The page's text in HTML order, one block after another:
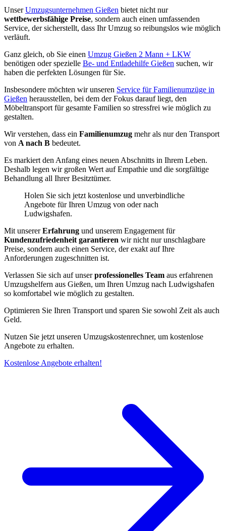
UnserUmzugsunternehmen Gießen bietet nicht nur
wettbewerbsfähige Preise, sondern auch einen umfassenden
Service, der sicherstellt, dass Ihr Umzug so reibungslos wie möglich
verläuft.
Ganz gleich, ob Sie einen Umzug Gießen 2 Mann + LKW
benötigen oder spezielle Be- und Entladehilfe Gießen suchen, wir
haben die perfekten Lösungen für Sie.
Insbesondere möchten wir unseren Service für Familienumzüge in
Gießen herausstellen, bei dem der Fokus darauf liegt, den
Möbeltransport für gesamte Familien so stressfrei wie möglich zu
gestalten.
Wir verstehen, dass ein Familienumzug mehr als nur den Transport
von A nach B bedeutet.
Es markiert den Anfang eines neuen Abschnitts in Ihrem Leben.
Deshalb legen wir großen Wert auf Empathie und die sorgfältige
Behandlung all Ihrer Besitztümer.
Holen Sie sich jetzt kostenlose und unverbindliche
Angebote für Ihren Umzug von oder nach
Ludwigshafen.
Mit unsererErfahrung und unserem Engagement für
Kundenzufriedenheit garantieren wir nicht nur unschlagbare
Preise, sondern auch einen Service, der exakt auf Ihre
Anforderungen zugeschnitten ist.
Verlassen Sie sich auf unserprofessionelles Team aus erfahrenen
Umzugshelfern aus Gießen, um Ihren Umzug nach Ludwigshafen
so komfortabel wie möglich zu gestalten.
Optimieren Sie Ihren Transport und sparen Sie sowohl Zeit als auch
Geld.
Nutzen Sie jetzt unseren Umzugskostenrechner, um kostenlose
Angebote zu erhalten.
Kostenlose Angebote erhalten!